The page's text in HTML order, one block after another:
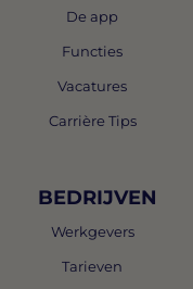
De app
Functies
Vacatures
Carrière Tips
BEDRIJVEN
Werkgevers
Tarieven